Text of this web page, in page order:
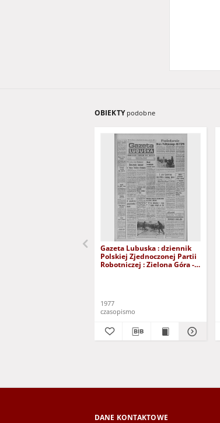
OBIEKTY podobne
Gazeta Lubuska : dziennik
Polskiej Zjednoczonej Partii
Robotniczej : Zielona Góra -
1977
czasopismo
DANE KONTAKTOWE